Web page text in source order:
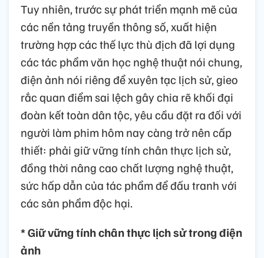
Tuy nhiên, trước sự phát triển mạnh mẽ của
các nền tảng truyền thông số, xuất hiện
trường hợp các thế lực thù địch đã lợi dụng
các tác phẩm văn học nghệ thuật nói chung,
điện ảnh nói riêng để xuyên tạc lịch sử, gieo
rắc quan điểm sai lệch gây chia rẽ khối đại
đoàn kết toàn dân tộc, yêu cầu đặt ra đối với
người làm phim hôm nay càng trở nên cấp
thiết: phải giữ vững tính chân thực lịch sử,
đồng thời nâng cao chất lượng nghệ thuật,
sức hấp dẫn của tác phẩm để đấu tranh với
các sản phẩm độc hại.
* Giữ vững tính chân thực lịch sử trong điện
ảnh